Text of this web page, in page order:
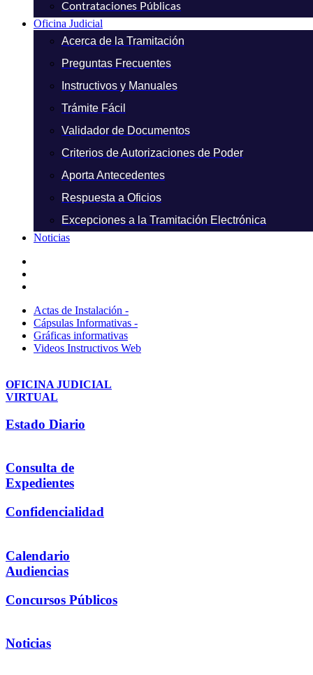
Contrataciones Públicas
Oficina Judicial
Acerca de la Tramitación
Preguntas Frecuentes
Instructivos y Manuales
Trámite Fácil
Validador de Documentos
Criterios de Autorizaciones de Poder
Aporta Antecedentes
Respuesta a Oficios
Excepciones a la Tramitación Electrónica
Noticias
Actas de Instalación -
Cápsulas Informativas -
Gráficas informativas
Videos Instructivos Web
OFICINA JUDICIAL
VIRTUAL
Estado Diario
Consulta de
Expedientes
Confidencialidad
Calendario
Audiencias
Concursos Públicos
Noticias